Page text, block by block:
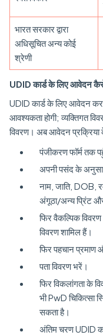
भारत सरकार द्वारा
अधिसूचित अन्य कोई
श्रेणी
UDID कार्ड के लिए आवेदन
UDID कार्ड के लिए आवेदन
आवश्यकता होगी; व्यक्तिगत
विवरण। अब आवेदन
पंजीकरण फॉर्म तक
अपनी पसंद के
नाम, जाति, DOB,
अंगूठा/अन्य प्रिंट
फिर वैकल्पिक
विवरण शामिल हैं।
फिर पहचान
पता विवरण भरें।
फिर विकलांगता के
भी PwD चिकित्सा
सकता है।
अंतिम चरण UDID